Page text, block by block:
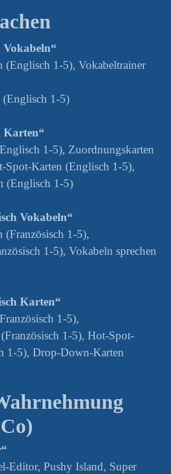
Vokabeln“
(Englisch 1-5), Vokabeltrainer
(Englisch 1-5)
Karten“
1-5), Zuordnungskarten
Spot-Karten (Englisch 1-5),
(Englisch 1-5)
Vokabeln“
(Französisch 1-5),
1-5), Vokabeln sprechen
Karten“
1-5),
1-5), Hot-Spot-
1-5), Drop-Down-Karten
Editor, Pushy Island, Super